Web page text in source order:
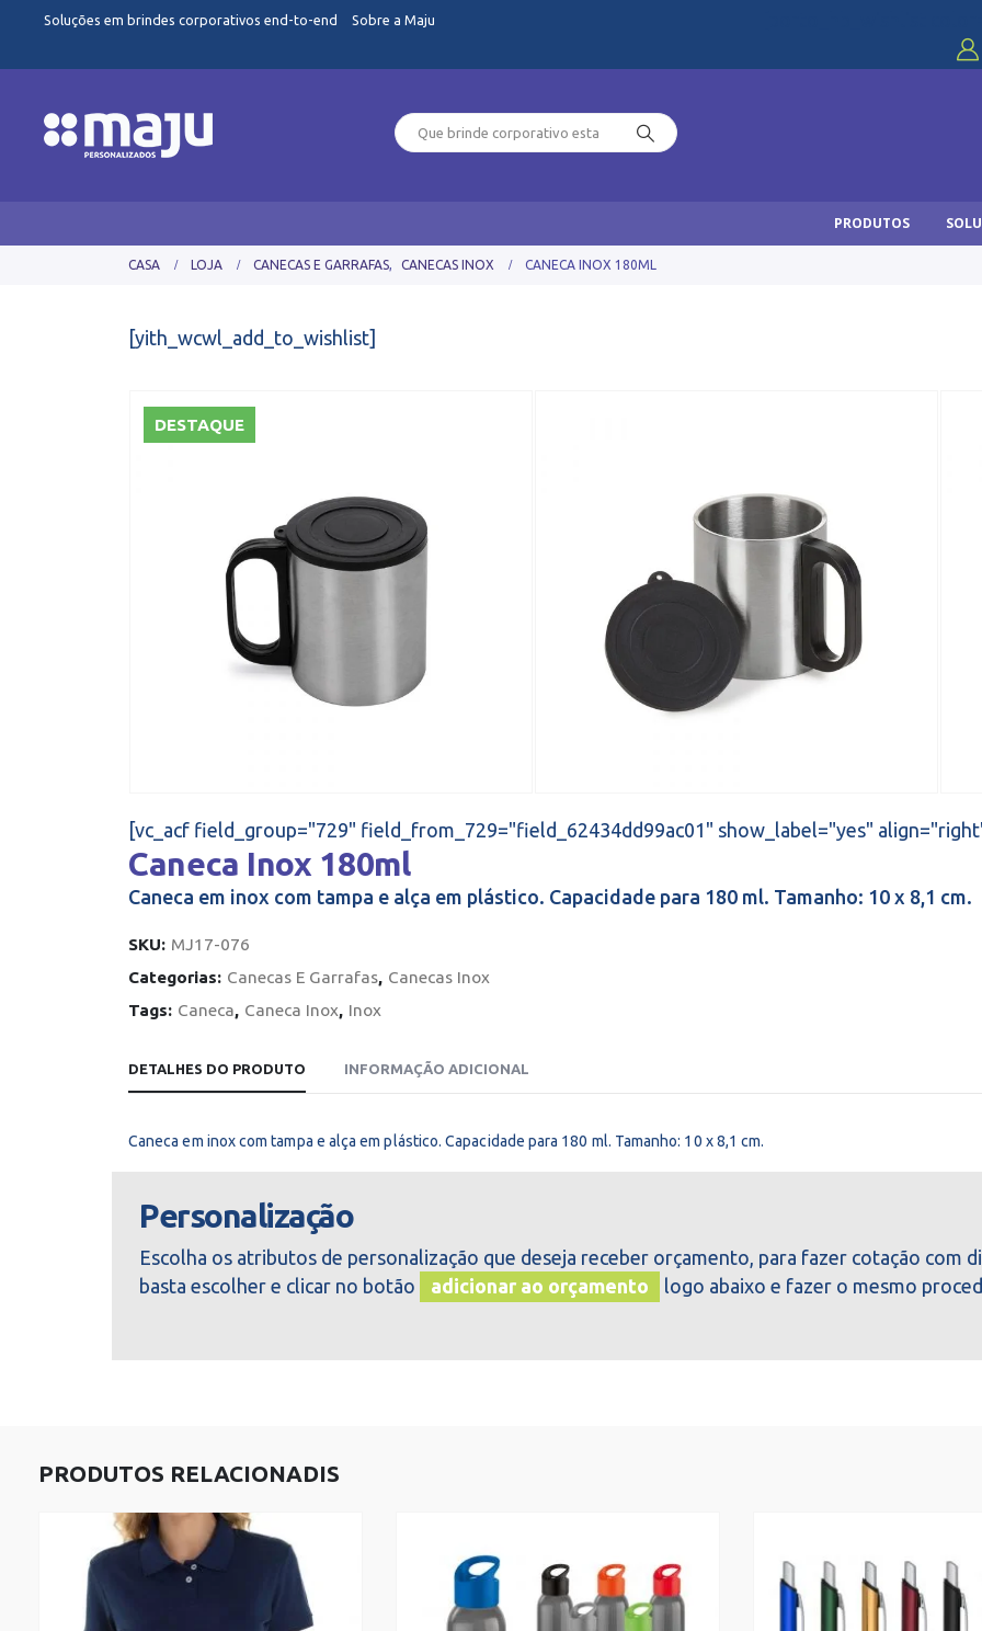
Soluções em brindes corporativos end-to-end Sobre a Maju
PRODUTOS
CASA LOJA CANECAS E GARRAFAS, CANECAS INOX CANECA INOX 180ML
[yith_wcwl_add_to_wishlist]
DESTAQUE
[vc_acf field_group="729" field_from_729="field_62434dd99ac01" show_label="yes"
Caneca Inox 180ml
Caneca em inox com tampa e alça em plástico. Capacidade para 180 ml. Tamanho: 10 x 8,1 cm.
SKU: MJ17-076
Categorias: Canecas E Garrafas, Canecas Inox
Tags: Caneca, Caneca Inox, Inox
DETALHES DO PRODUTO INFORMAÇÃO ADICIONAL
Caneca em inox com tampa e alça em plástico. Capacidade para 180 ml. Tamanho: 10 x 8,1 cm.
Personalização
Escolha os atributos de personalização que deseja receber orçamento, para fazer cotação com
basta escolher e clicar no botão
adicionar ao orçamento logo abaixo e fazer o mesmo
PRODUTOS RELACIONADIS